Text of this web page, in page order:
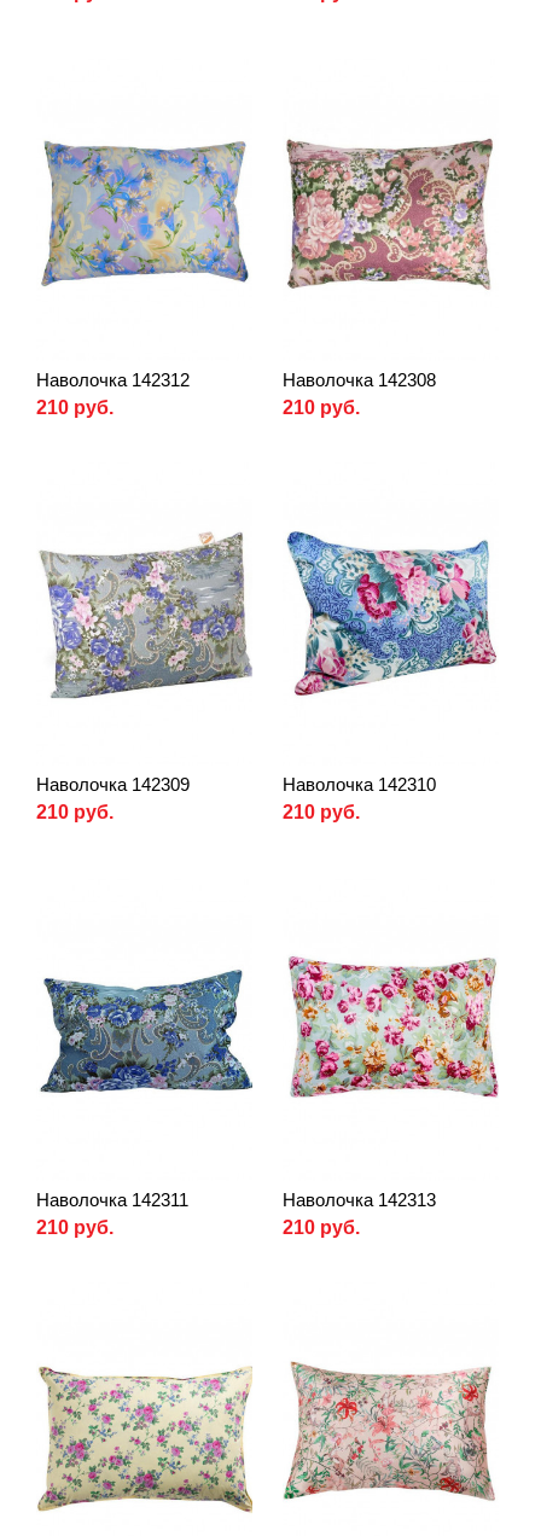
Наволочка 142312
210 руб.
Наволочка 142308
210 руб.
Наволочка 142309
210 руб.
Наволочка 142310
210 руб.
Наволочка 142311
210 руб.
Наволочка 142313
210 руб.